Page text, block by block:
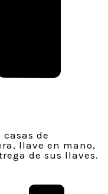
de
llave en mano,
de sus llaves.